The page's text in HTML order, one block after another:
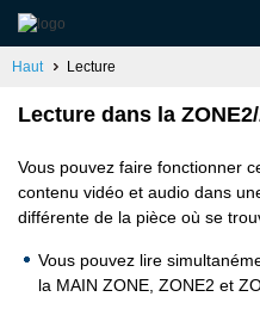
Haut Lecture
Lecture dans la
Vous pouvez faire fonctionner
contenu vidéo et audio dans
différente de la pièce où se
Vous pouvez lire
la MAIN ZONE, ZONE2 et